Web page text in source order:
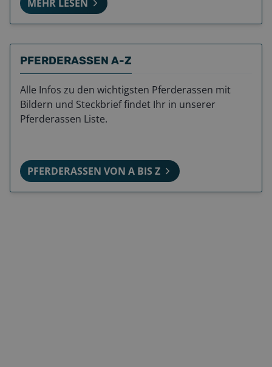
MEHR LESEN
PFERDERASSEN A-Z
Alle Infos zu den wichtigsten Pferderassen mit
Bildern und Steckbrief findet Ihr in unserer
Pferderassen Liste.
PFERDERASSEN VON A BIS Z